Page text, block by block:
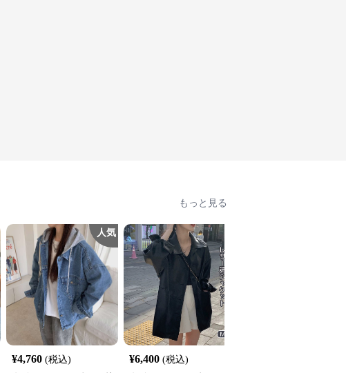
もっと見る
人気
¥4,760 (税込)
¥6,400 (税込)